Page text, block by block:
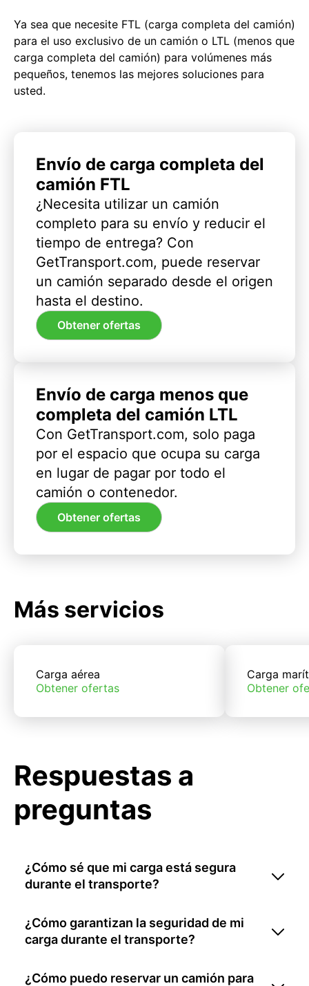
Ya sea que necesite FTL (carga completa del camión)
para el uso exclusivo de un camión o LTL (menos que
carga completa del camión) para volúmenes más
pequeños, tenemos las mejores soluciones para
usted.
Envío de carga completa del
camión FTL
¿Necesita utilizar un camión
completo para su envío y reducir el
tiempo de entrega? Con
GetTransport.com, puede reservar
un camión separado desde el origen
hasta el destino.
Obtener ofertas
Envío de carga menos que
completa del camión LTL
Con GetTransport.com, solo paga
por el espacio que ocupa su carga
en lugar de pagar por todo el
camión o contenedor.
Obtener ofertas
Más servicios
Carga aérea
Obtener ofertas
Carga
Obtener
Respuestas a
preguntas
¿Cómo sé que mi carga está segura
durante el transporte?
¿Cómo garantizan la seguridad de mi
carga durante el transporte?
¿Cómo puedo reservar un camión para